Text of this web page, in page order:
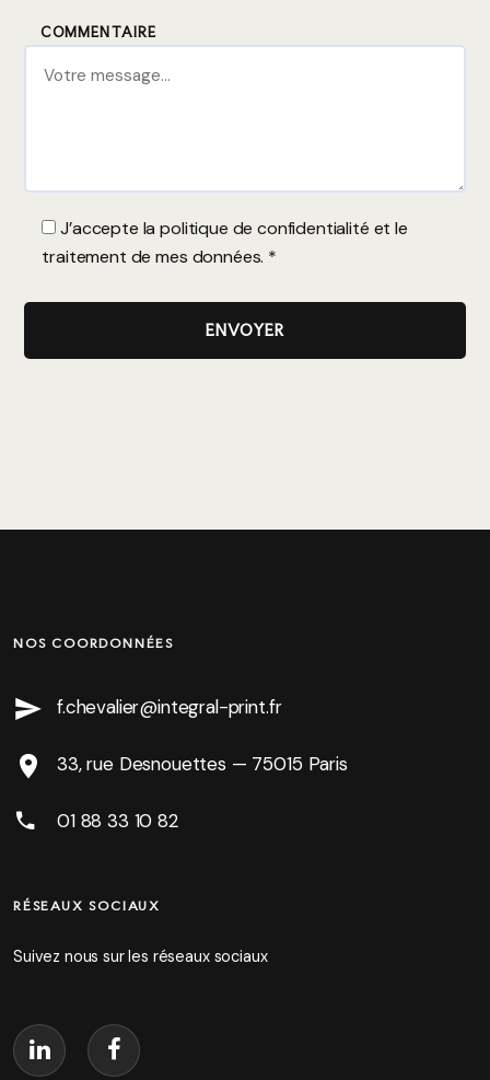
COMMENTAIRE
J’accepte lapolitique de confidentialité et le
traitement de mes données. *
NOS COORDONNÉES
f.chevalier@integral-print.fr
33, rue Desnouettes — 75015 Paris
01 88 33 10 82
RÉSEAUX SOCIAUX
Suivez nous sur les réseaux sociaux